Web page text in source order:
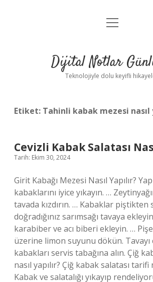
Anasayfa
Yasal Uyarı
menüyü
Dijital Notlar
Teknolojiyle dolu keyifli
Etiket: Tahinli kabak mezesi nasıl
Cevizli Kabak Salatası
Tarih: Ekim 30, 2024
Girit Kabağı Mezesi Nasıl Yapılır?
kabaklarını iyice yıkayın. …
tavada kızdırın. … Kabaklar piştikten
doğradığınız sarımsağı tavaya
karabiber ve acı biberi ekleyin. …
üzerine limon suyunu dökün. Tavayı
kabakları servis tabağına alın. Çiğ
nasıl yapılır? Çiğ kabak salatası tarifi
Kabak ve salatalığı yıkayıp